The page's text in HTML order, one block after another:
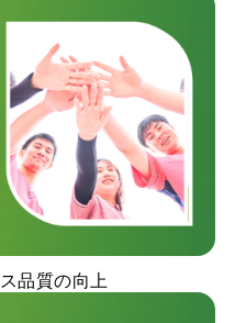
品質の向上